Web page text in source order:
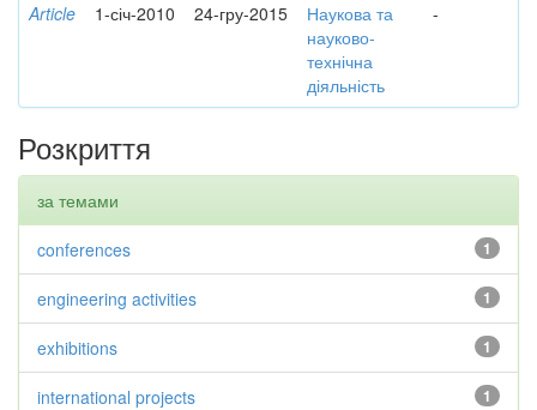
Article 1-січ-2010 24-гру-2015
Наукова та
науково-
технічна
діяльність
-
Розкриття
за темами
1
conferences
1
engineering activities
1
exhibitions
1
international projects